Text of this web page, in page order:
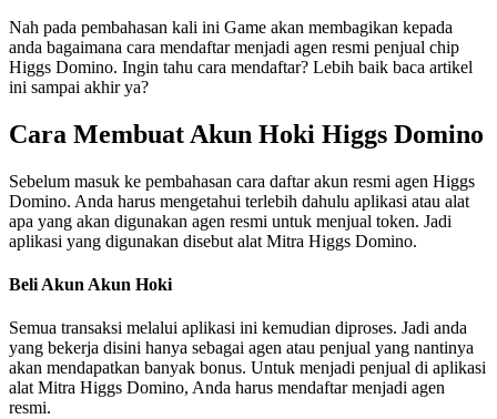
Nah pada pembahasan kali ini Game akan membagikan kepada
anda bagaimana cara mendaftar menjadi agen resmi penjual chip
Higgs Domino. Ingin tahu cara mendaftar? Lebih baik baca artikel
ini sampai akhir ya?
Cara Membuat Akun Hoki Higgs Domino
Sebelum masuk ke pembahasan cara daftar akun resmi agen Higgs
Domino. Anda harus mengetahui terlebih dahulu aplikasi atau alat
apa yang akan digunakan agen resmi untuk menjual token. Jadi
aplikasi yang digunakan disebut alat Mitra Higgs Domino.
Beli Akun Akun Hoki
Semua transaksi melalui aplikasi ini kemudian diproses. Jadi anda
yang bekerja disini hanya sebagai agen atau penjual yang nantinya
akan mendapatkan banyak bonus. Untuk menjadi penjual di aplikasi
alat Mitra Higgs Domino, Anda harus mendaftar menjadi agen
resmi.